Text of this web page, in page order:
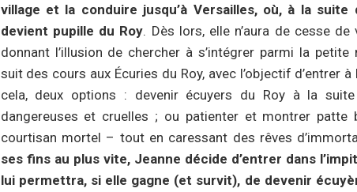
village et la conduire jusqu’à Versailles, où, à la suite
devient pupille du Roy. Dès lors, elle n’aura de cesse
donnant l’illusion de chercher à s’intégrer parmi la
suit des cours aux Écuries du Roy, avec l’objectif d’entrer
cela, deux options : devenir écuyers du Roy à la suite
dangereuses et cruelles ; ou patienter et montrer patte
courtisan mortel – tout en caressant des rêves
ses fins au plus vite, Jeanne décide d’entrer dans
lui permettra, si elle gagne (et survit), de devenir